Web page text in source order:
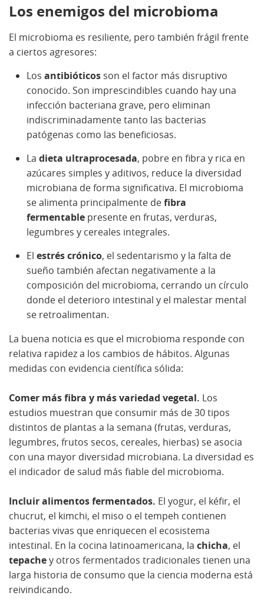
Los enemigos del microbioma
El microbioma es resiliente, pero también frágil frente
a ciertos agresores:
Los antibióticos son el factor más disruptivo
conocido. Son imprescindibles cuando hay una
infección bacteriana grave, pero eliminan
indiscriminadamente tanto las bacterias
patógenas como las beneficiosas.
La dieta ultraprocesada, pobre en fibra y rica en
azúcares simples y aditivos, reduce la diversidad
microbiana de forma significativa. El microbioma
se alimenta principalmente defibra
fermentable presente en frutas, verduras,
legumbres y cereales integrales.
El estrés crónico, el sedentarismo y la falta de
sueño también afectan negativamente a la
composición del microbioma, cerrando un círculo
donde el deterioro intestinal y el malestar mental
se retroalimentan.
La buena noticia es que el microbioma responde con
relativa rapidez a los cambios de hábitos. Algunas
medidas con evidencia científica sólida:
Comer más fibra y más variedad vegetal. Los
estudios muestran que consumir más de 30 tipos
distintos de plantas a la semana (frutas, verduras,
legumbres, frutos secos, cereales, hierbas) se asocia
con una mayor diversidad microbiana. La diversidad es
el indicador de salud más fiable del microbioma.
Incluir alimentos fermentados. El yogur, el kéfir, el
chucrut, el kimchi, el miso o el tempeh contienen
bacterias vivas que enriquecen el ecosistema
intestinal. En la cocina latinoamericana, la chicha, el
tepachey otros fermentados tradicionales tienen una
larga historia de consumo que la ciencia moderna está
reivindicando.